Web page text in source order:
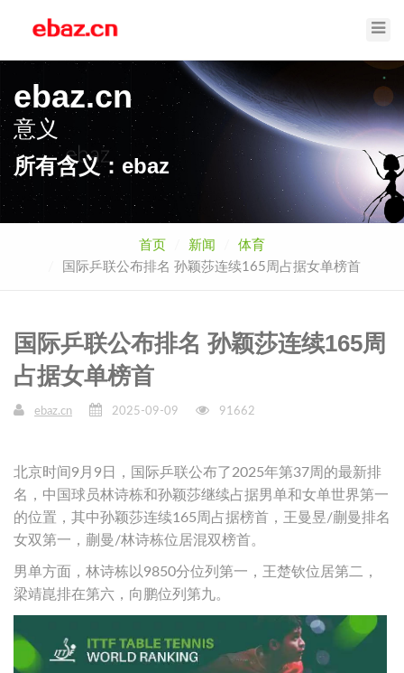
ebaz.cn
意义 ebaz
所有含义：ebaz
首页 新闻
体育
国际乒联公布排名 孙颖莎连续165周占据女单榜首
国际乒联公布排名 孙颖莎连续165周
占据女单榜首
ebaz.cn 2025-09-09 91662
北京时间9月9日，国际乒联公布了2025年第37周的最新排
名，中国球员林诗栋和孙颖莎继续占据男单和女单世界第一
的位置，其中孙颖莎连续165周占据榜首，王曼昱/蒯曼排名
女双第一，蒯曼/林诗栋位居混双榜首。
男单方面，林诗栋以9850分位列第一，王楚钦位居第二，
梁靖崑排在第六，向鹏位列第九。